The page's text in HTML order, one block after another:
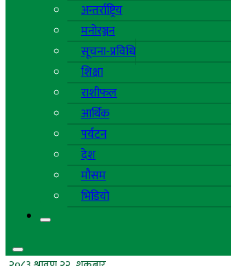
अन्तर्राष्ट्रिय
मनोरञ्जन
सूचना-प्रविधि
शिक्षा
राशीफल
आर्थिक
पर्यटन
देश
मौसम
भिडियो